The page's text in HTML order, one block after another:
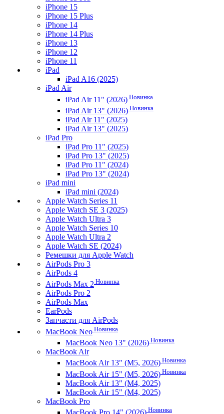
iPhone 15
iPhone 15 Plus
iPhone 14
iPhone 14 Plus
iPhone 13
iPhone 12
iPhone 11
iPad
iPad A16 (2025)
iPad Air
iPad Air 11" (2026) Новинка
iPad Air 13" (2026) Новинка
iPad Air 11" (2025)
iPad Air 13" (2025)
iPad Pro
iPad Pro 11" (2025)
iPad Pro 13" (2025)
iPad Pro 11" (2024)
iPad Pro 13" (2024)
iPad mini
iPad mini (2024)
Apple Watch Series 11
Apple Watch SE 3 (2025)
Apple Watch Ultra 3
Apple Watch Series 10
Apple Watch Ultra 2
Apple Watch SE (2024)
Ремешки для Apple Watch
AirPods Pro 3
AirPods 4
AirPods Max 2 Новинка
AirPods Pro 2
AirPods Max
EarPods
Запчасти для AirPods
MacBook Neo Новинка
MacBook Neo 13" (2026) Новинка
MacBook Air
MacBook Air 13" (M5, 2026) Новинка
MacBook Air 15" (M5, 2026) Новинка
MacBook Air 13" (M4, 2025)
MacBook Air 15" (M4, 2025)
MacBook Pro
MacBook Pro 14" (2026) Новинка